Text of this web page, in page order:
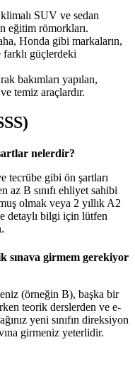
SUV ve sedan
eğitim römorkları.
Honda gibi markaların,
farklı güçlerdeki
bakımları yapılan,
temiz araçlardır.
nelerdir?
tecrübe gibi ön şartları
az B sınıfı ehliyet sahibi
olmak veya 2 yıllık A2
detaylı bilgi için lütfen
sınava girmem gerekiyor
(örneğin B), başka bir
teorik derslerden ve e-
yeni sınıfın direksiyon
girmeniz yeterlidir.